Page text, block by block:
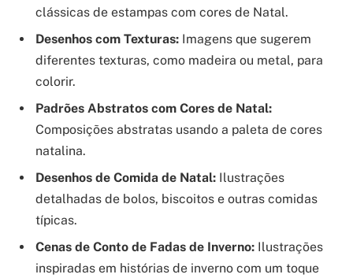
clássicas de estampas com cores de Natal.
Desenhos com Texturas: Imagens que sugerem
diferentes texturas, como madeira ou metal, para
colorir.
Padrões Abstratos com Cores de Natal:
Composições abstratas usando a paleta de cores
natalina.
Desenhos de Comida de Natal: Ilustrações
detalhadas de bolos, biscoitos e outras comidas
típicas.
Cenas de Conto de Fadas de Inverno: Ilustrações
inspiradas em histórias de inverno com um toque